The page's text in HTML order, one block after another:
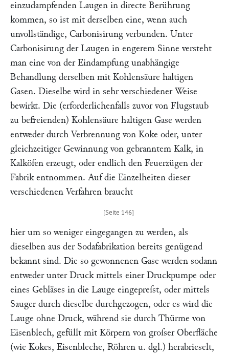
einzudampfenden Laugen in directe Berührung
kommen, so ist mit derselben eine, wenn auch
unvollständige, Carbonisirung verbunden. Unter
Carbonisirung der Laugen in engerem Sinne versteht
man eine von der Eindampfung unabhängige
Behandlung derselben mit Kohlensäure haltigen
Gasen. Dieselbe wird in sehr verschiedener Weise
bewirkt. Die (erforderlichenfalls zuvor von Flugstaub
zu befreienden) Kohlensäure haltigen Gase werden
entweder durch Verbrennung von Koke oder, unter
gleichzeitiger Gewinnung von gebranntem Kalk, in
Kalköfen erzeugt, oder endlich den Feuerzügen der
Fabrik entnommen. Auf die Einzelheiten dieser
verschiedenen Verfahren braucht
hier um so weniger eingegangen zu werden, als
dieselben aus der Sodafabrikation bereits genügend
bekannt sind. Die so gewonnenen Gase werden sodann
entweder unter Druck mittels einer Druckpumpe oder
eines Gebläses in die Lauge eingepreſst, oder mittels
Sauger durch dieselbe durchgezogen, oder es wird die
Lauge ohne Druck, während sie durch Thürme von
Eisenblech, gefüllt mit Körpern von groſser Oberfläche
(wie Kokes, Eisenbleche, Röhren u. dgl.) herabrieselt,